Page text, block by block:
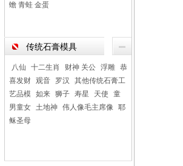
蟾 青蛙 金蛋
传统石膏模具
八仙 十二生肖 财神 关公 浮雕 恭
喜发财 观音 罗汉
其他传统石膏工
艺品模 如来 狮子 寿星 天使
童
男童女 土地神 伟人像毛主席像 耶
稣圣母